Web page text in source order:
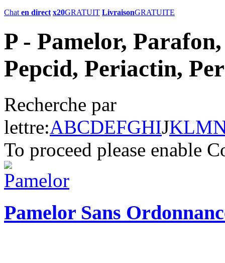
Chat en direct x20GRATUIT LivraisonGRATUITE
P - Pamelor,
Pepcid, Periactin,
Recherche par
lettre:ABCDEFGHIJKLM
To proceed please enable
Pamelor Sans